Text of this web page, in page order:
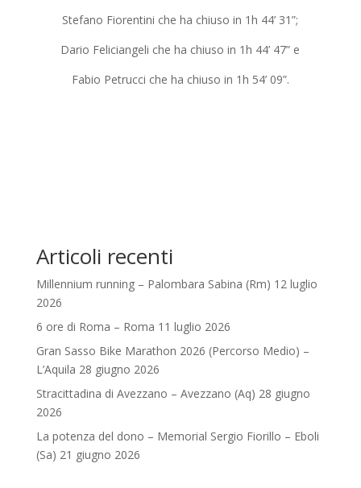
Stefano Fiorentini che ha chiuso in 1h 44’ 31”;
Dario Feliciangeli che ha chiuso in 1h 44’ 47” e
Fabio Petrucci che ha chiuso in 1h 54’ 09”.
Articoli recenti
Millennium running – Palombara Sabina (Rm) 12 luglio
2026
6 ore di Roma – Roma 11 luglio 2026
Gran Sasso Bike Marathon 2026 (Percorso Medio) –
L’Aquila 28 giugno 2026
Stracittadina di Avezzano – Avezzano (Aq) 28 giugno
2026
La potenza del dono – Memorial Sergio Fiorillo – Eboli
(Sa) 21 giugno 2026